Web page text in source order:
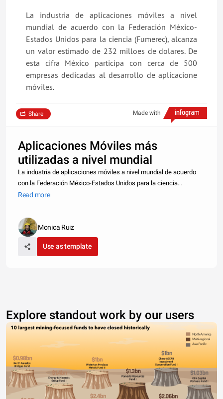
La industria de aplicaciones móviles a nivel
mundial de acuerdo con la Federación México-
Estados Unidos para la ciencia (Fumerec), alcanza
un valor estimado de 232 milloes de dolares. De
esta cifra México participa con cerca de 500
empresas dedicadas al desarrollo de aplicacione
móviles.
Made with
Share
Aplicaciones Móviles más
utilizadas a nivel mundial
La industria de aplicaciones móviles a nivel mundial de acuerdo
con la Federación México-Estados Unidos para la ciencia
(Fumerec), alcanza un valor estimado de 232 milloes de dolares.
dedicadas al d
Read more
Monica Ruiz
Use as template
Explore standout work by our users